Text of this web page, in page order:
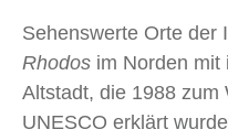
Sehenswerte Orte der
Rhodos im Norden mit
Altstadt, die 1988 zum
UNESCO erklärt